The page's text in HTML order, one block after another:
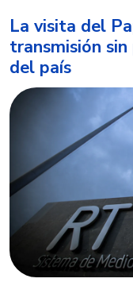
La visita del
transmisión
del país